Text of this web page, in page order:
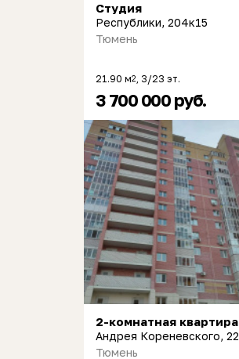
Студия
Республики, 204к15
Тюмень
21.90 м2, 3/23 эт.
3 700 000 руб.
2-комнатная квартира
Андрея Кореневского, 22
Тюмень